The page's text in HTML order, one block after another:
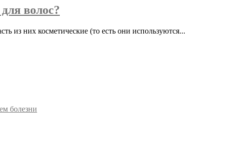
волос?
из них косметические (то есть они используются...
болезни